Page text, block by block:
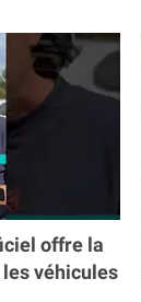
offre la
véhicules